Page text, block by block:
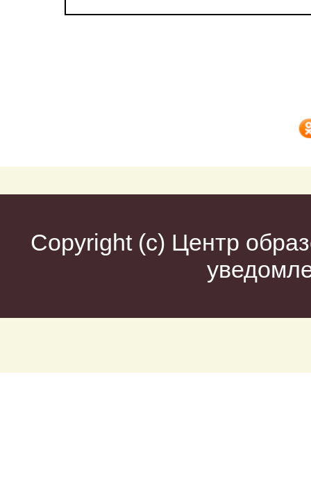
Copyright (c) Центр